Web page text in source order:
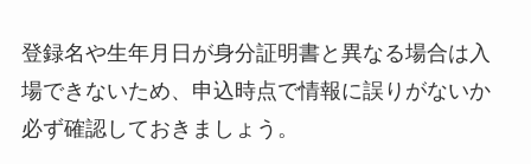
登録名や生年月日が身分証明書と異なる場合は入
場できないため、申込時点で情報に誤りがないか
必ず確認しておきましょう。